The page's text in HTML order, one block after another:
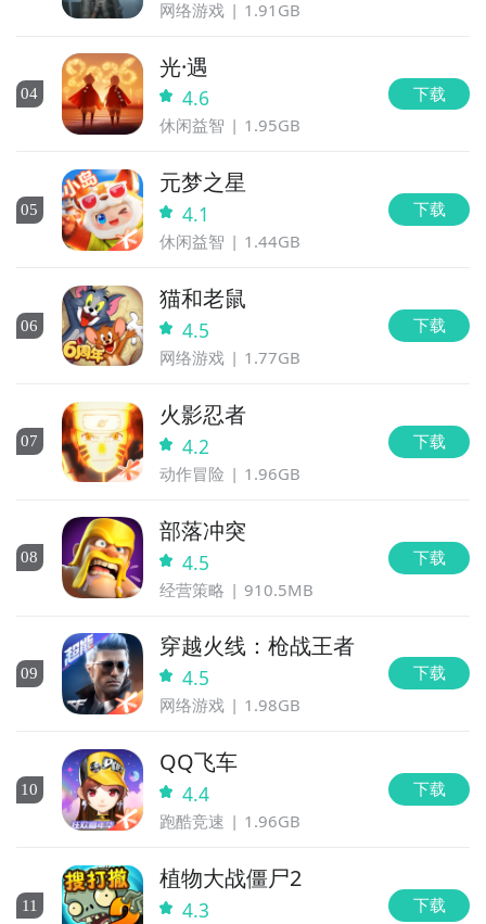
网络游戏 1.91GB
04
光·遇
4.6
休闲益智 1.95GB
下载
05
元梦之星
4.1
休闲益智 1.44GB
下载
06
猫和老鼠
4.5
网络游戏 1.77GB
下载
07
火影忍者
4.2
动作冒险 1.96GB
下载
08
部落冲突
4.5
经营策略 910.5MB
下载
09
穿越火线：枪战王者
4.5
网络游戏 1.98GB
下载
10
QQ飞车
4.4
跑酷竞速 1.96GB
下载
11
植物大战僵尸2
4.3 下载